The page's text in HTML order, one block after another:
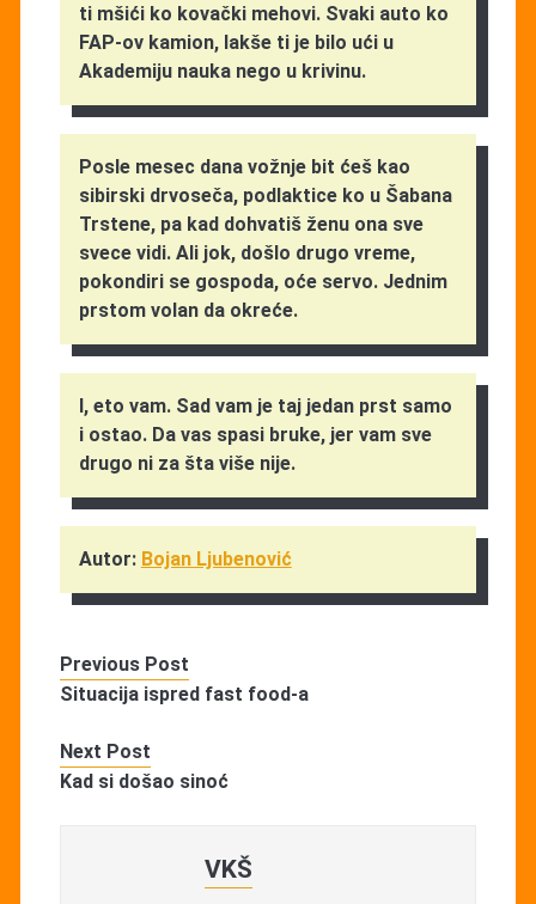
ti mšići ko kovački mehovi. Svaki auto ko
FAP-ov kamion, lakše ti je bilo ući u
Akademiju nauka nego u krivinu.
Posle mesec dana vožnje bit ćeš kao
sibirski drvoseča, podlaktice ko u Šabana
Trstene, pa kad dohvatiš ženu ona sve
svece vidi. Ali jok, došlo drugo vreme,
pokondiri se gospoda, oće servo. Jednim
prstom volan da okreće.
I, eto vam. Sad vam je taj jedan prst samo
i ostao. Da vas spasi bruke, jer vam sve
drugo ni za šta više nije.
Autor: Bojan Ljubenović
Previous Post
Situacija ispred fast food-a
Next Post
Kad si došao sinoć
VKŠ